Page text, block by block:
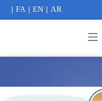
FA| EN | AR
|